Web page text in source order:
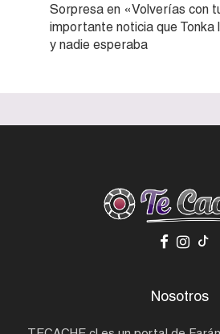
Sorpresa en «Volverías con
importante noticia que Tonka
y nadie esperaba
Nosotros